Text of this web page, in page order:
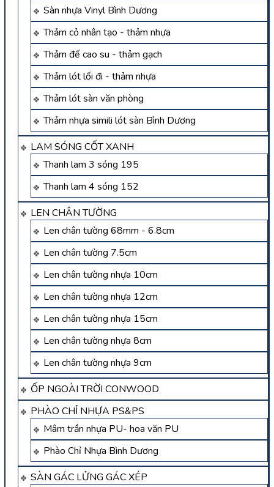
Sàn nhựa Vinyl Bình Dương
Thảm cỏ nhân tạo - thảm nhựa
Thảm đế cao su - thảm gạch
Thảm lót lối đi - thảm nhựa
Thảm lót sàn văn phòng
Thảm nhựa simili lót sàn Bình Dương
LAM SÓNG CỐT XANH
Thanh lam 3 sóng 195
Thanh lam 4 sóng 152
LEN CHÂN TƯỜNG
Len chân tường 68mm - 6.8cm
Len chân tường 7.5cm
Len chân tường nhựa 10cm
Len chân tường nhựa 12cm
Len chân tường nhựa 15cm
Len chân tường nhựa 8cm
Len chân tường nhựa 9cm
ỐP NGOÀI TRỜI CONWOOD
PHÀO CHỈ NHỰA PS&PS
Mâm trần nhựa PU- hoa văn PU
Phào Chỉ Nhựa Bình Dương
SÀN GÁC LỬNG GÁC XÉP